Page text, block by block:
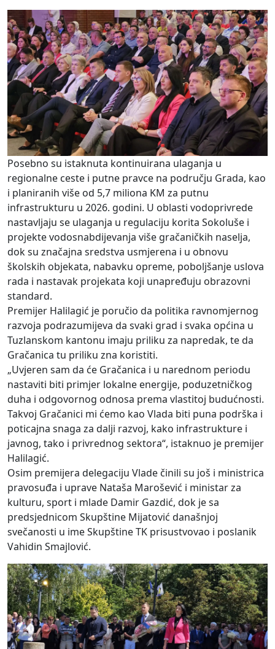
Posebno su istaknuta kontinuirana ulaganja u
regionalne ceste i putne pravce na području Grada, kao
i planiranih više od 5,7 miliona KM za putnu
infrastrukturu u 2026. godini. U oblasti vodoprivrede
nastavljaju se ulaganja u regulaciju korita Sokoluše i
projekte vodosnabdijevanja više gračaničkih naselja,
dok su značajna sredstva usmjerena i u obnovu
školskih objekata, nabavku opreme, poboljšanje uslova
rada i nastavak projekata koji unapređuju obrazovni
standard.
Premijer Halilagić je poručio da politika ravnomjernog
razvoja podrazumijeva da svaki grad i svaka općina u
Tuzlanskom kantonu imaju priliku za napredak, te da
Gračanica tu priliku zna koristiti.
„Uvjeren sam da će Gračanica i u narednom periodu
nastaviti biti primjer lokalne energije, poduzetničkog
duha i odgovornog odnosa prema vlastitoj budućnosti.
Takvoj Gračanici mi ćemo kao Vlada biti puna podrška i
poticajna snaga za dalji razvoj, kako infrastrukture i
javnog, tako i privrednog sektora“, istaknuo je premijer
Halilagić.
Osim premijera delegaciju Vlade činili su još i ministrica
pravosuđa i uprave Nataša Marošević i ministar za
kulturu, sport i mlade Damir Gazdić, dok je sa
predsjednicom Skupštine Mijatović današnjoj
svečanosti u ime Skupštine TK prisustvovao i poslanik
Vahidin Smajlović.